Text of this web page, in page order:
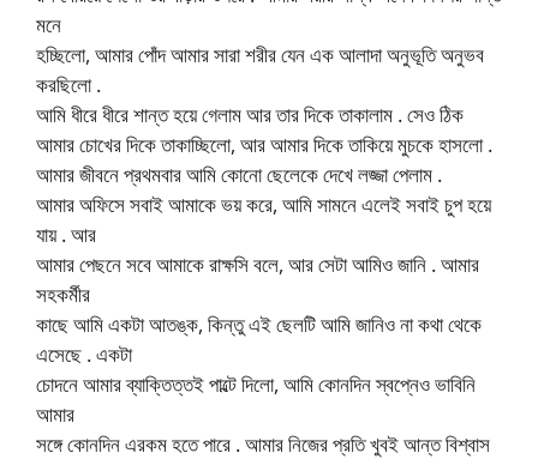
মনে
হচ্ছিলো, আমার পোঁদ আমার সারা শরীর যেন এক আলাদা অনুভূতি অনুভব
করছিলো .
আমি ধীরে ধীরে শান্ত হয়ে গেলাম আর তার দিকে তাকালাম . সেও ঠিক
আমার চোখের দিকে তাকাচ্ছিলো, আর আমার দিকে তাকিয়ে মুচকে হাসলো .
আমার জীবনে প্রথমবার আমি কোনো ছেলেকে দেখে লজ্জা পেলাম .
আমার অফিসে সবাই আমাকে ভয় করে, আমি সামনে এলেই সবাই চুপ হয়ে
যায় . আর
আমার পেছনে সবে আমাকে রাক্ষসি বলে, আর সেটা আমিও জানি . আমার
সহকর্মীর
কাছে আমি একটা আতঙ্ক, কিন্তু এই ছেলটি আমি জানিও না কথা থেকে
এসেছে . একটা
চোদনে আমার ব্যাক্তিত্তই পাল্টে দিলো, আমি কোনদিন স্বপ্নেও ভাবিনি
আমার
সঙ্গে কোনদিন এরকম হতে পারে . আমার নিজের প্রতি খুবই আন্ত বিশ্বাস